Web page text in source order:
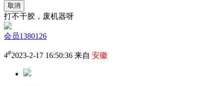
取消
打不干胶，废机器呀
会员1380126
4#2023-2-17 16:50:36 来自 安徽